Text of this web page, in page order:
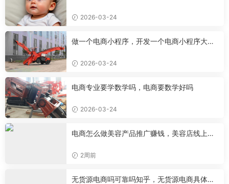
2026-03-24
做一个电商小程序，开发一个电商小程序大约
2026-03-24
电商专业要学数学吗，电商要数学好吗
2026-03-24
电商怎么做美容产品推广赚钱，美容店线上推
2周前
无货源电商吗可靠吗知乎，无货源电商具体是